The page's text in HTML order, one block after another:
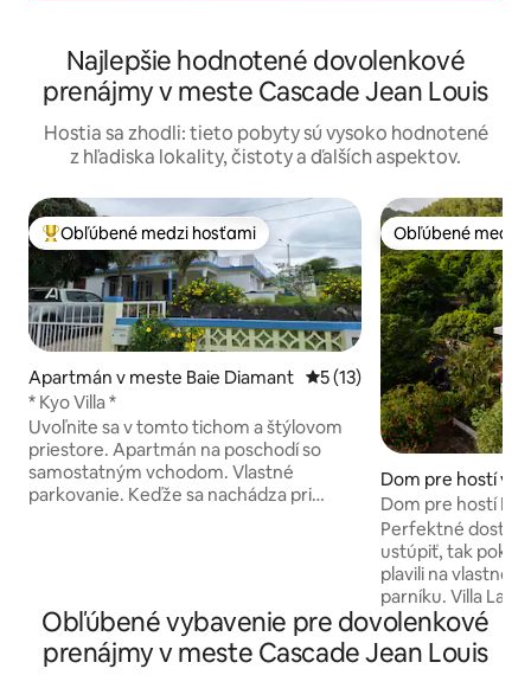
Najlepšie hodnotené dovolenkové
prenájmy v meste Cascade Jean Louis
Hostia sa zhodli: tieto pobyty sú vysoko hodnotené
z hľadiska lokality, čistoty a ďalších aspektov.
Najobľúbenejšie medzi hosťami
Obľúbené medzi hosťami
Apartmán v meste Baie Diamant Priemerné ohodnotenie 5
5 (13)
* Kyo Villa *
Uvoľnite sa v tomto tichom a štýlovom
priestore. Apartmán na poschodí so
samostatným vchodom. Vlastné
parkovanie. Keďže sa nachádza pri
kúpeľňou, WC, umývadlom,
klimatizáciou, televízorom a
chladničkou. Nachádzame sa približne
1 km od Baie aux Huîtres a 3 km od Port
Obľúbené medzi
Obľúbené medzi
Dom pre hostí v
cos
Dom pre hostí La
apartmán)
Perfektné dostať
ustúpiť, tak
plavili na
parníku. Villa La Romance Kreol
komfortne a
vybavený
nádhernom údolí
Obľúbené vybavenie pre dovolenkové
prenájmy v meste Cascade Jean Louis